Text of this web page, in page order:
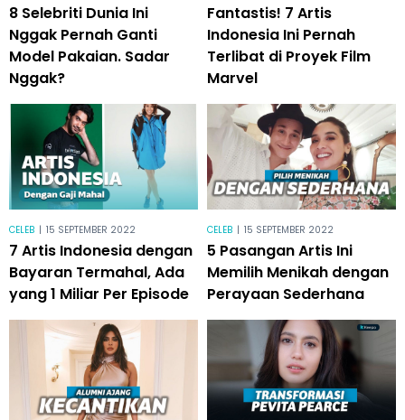
8 Selebriti Dunia Ini
Nggak Pernah Ganti
Model Pakaian. Sadar
Nggak?
Fantastis! 7 Artis
Indonesia Ini Pernah
Terlibat di Proyek Film
Marvel
CELEB | 15 SEPTEMBER 2022
7 Artis Indonesia dengan
Bayaran Termahal, Ada
yang 1 Miliar Per Episode
CELEB | 15 SEPTEMBER 2022
5 Pasangan Artis Ini
Memilih Menikah dengan
Perayaan Sederhana